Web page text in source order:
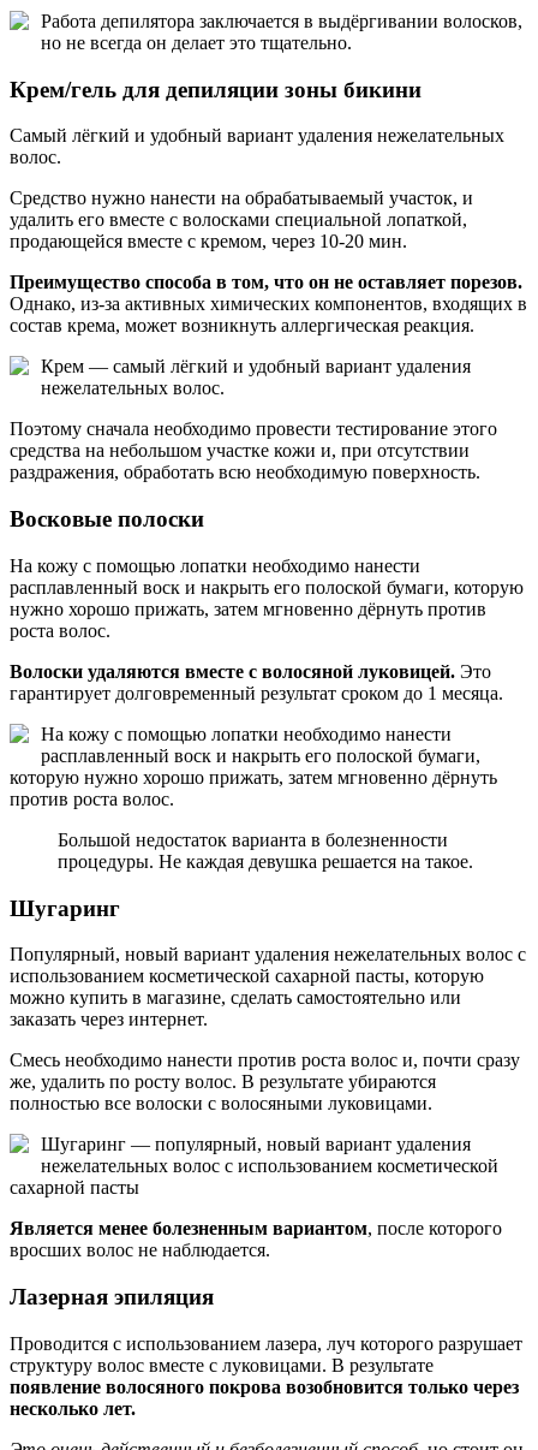
Работа депилятора заключается в выдёргивании волосков,
но не всегда он делает это тщательно.
Крем/гель для депиляции зоны бикини
Самый лёгкий и удобный вариант удаления нежелательных
волос.
Средство нужно нанести на обрабатываемый участок, и
удалить его вместе с волосками специальной лопаткой,
продающейся вместе с кремом, через 10-20 мин.
Преимущество способа в том, что он не оставляет порезов.
Однако, из-за активных химических компонентов, входящих в
состав крема, может возникнуть аллергическая реакция.
Крем — самый лёгкий и удобный вариант удаления
нежелательных волос.
Поэтому сначала необходимо провести тестирование этого
средства на небольшом участке кожи и, при отсутствии
раздражения, обработать всю необходимую поверхность.
Восковые полоски
На кожу с помощью лопатки необходимо нанести
расплавленный воск и накрыть его полоской бумаги, которую
нужно хорошо прижать, затем мгновенно дёрнуть против
роста волос.
Волоски удаляются вместе с волосяной луковицей. Это
гарантирует долговременный результат сроком до 1 месяца.
На кожу с помощью лопатки необходимо нанести
расплавленный воск и накрыть его полоской бумаги,
которую нужно хорошо прижать, затем мгновенно дёрнуть
против роста волос.
Большой недостаток варианта в болезненности
процедуры. Не каждая девушка решается на такое.
Шугаринг
Популярный, новый вариант удаления нежелательных волос с
использованием косметической сахарной пасты, которую
можно купить в магазине, сделать самостоятельно или
заказать через интернет.
Смесь необходимо нанести против роста волос и, почти сразу
же, удалить по росту волос. В результате убираются
полностью все волоски с волосяными луковицами.
Шугаринг — популярный, новый вариант удаления
нежелательных волос с использованием косметической
сахарной пасты
Является менее болезненным вариантом, после которого
вросших волос не наблюдается.
Лазерная эпиляция
Проводится с использованием лазера, луч которого разрушает
структуру волос вместе с луковицами. В результате
появление волосяного покрова возобновится только через
несколько лет.